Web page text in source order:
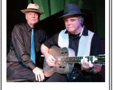
anthem: 'oh my god, charlie
darwin' (the low anthem) 6